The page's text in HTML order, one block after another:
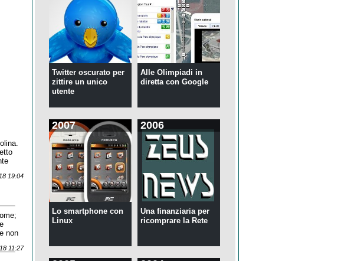
19:04
non
11:27
Twitter oscurato per
zittire un unico
utente
Alle Olimpiadi in
diretta con Google
2007
Lo smartphone con
Linux
2006
Una finanziaria per
ricomprare la Rete